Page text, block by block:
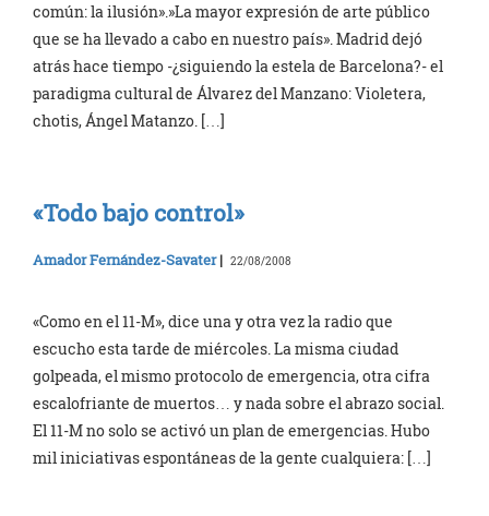
común: la ilusión».»La mayor expresión de arte público
que se ha llevado a cabo en nuestro país». Madrid dejó
atrás hace tiempo -¿siguiendo la estela de Barcelona?- el
paradigma cultural de Álvarez del Manzano: Violetera,
chotis, Ángel Matanzo. […]
«Todo bajo control»
Amador Fernández-Savater| 22/08/2008
«Como en el 11-M», dice una y otra vez la radio que
escucho esta tarde de miércoles. La misma ciudad
golpeada, el mismo protocolo de emergencia, otra cifra
escalofriante de muertos… y nada sobre el abrazo social.
El 11-M no solo se activó un plan de emergencias. Hubo
mil iniciativas espontáneas de la gente cualquiera: […]